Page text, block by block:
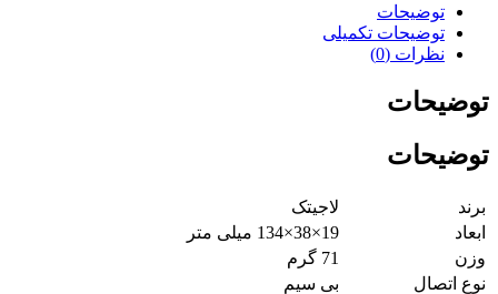
توضیحات
توضیحات تکمیلی
نظرات (0)
توضیحات
توضیحات
برند
لاجیتک
ابعاد
19×38×134 میلی متر
وزن
71 گرم
نوع اتصال
بی سیم